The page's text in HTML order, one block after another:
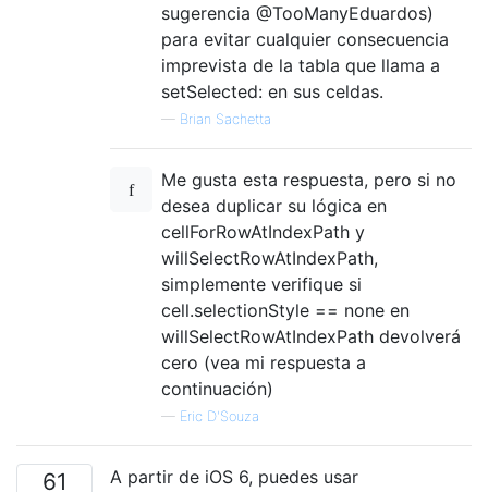
sugerencia @TooManyEduardos)
para evitar cualquier consecuencia
imprevista de la tabla que llama a
setSelected: en sus celdas.
— Brian Sachetta
Me gusta esta respuesta, pero si no
desea duplicar su lógica en
cellForRowAtIndexPath y
willSelectRowAtIndexPath,
simplemente verifique si
cell.selectionStyle == none en
willSelectRowAtIndexPath devolverá
cero (vea mi respuesta a
continuación)
— Eric D'Souza
61 A partir de iOS 6, puedes usar